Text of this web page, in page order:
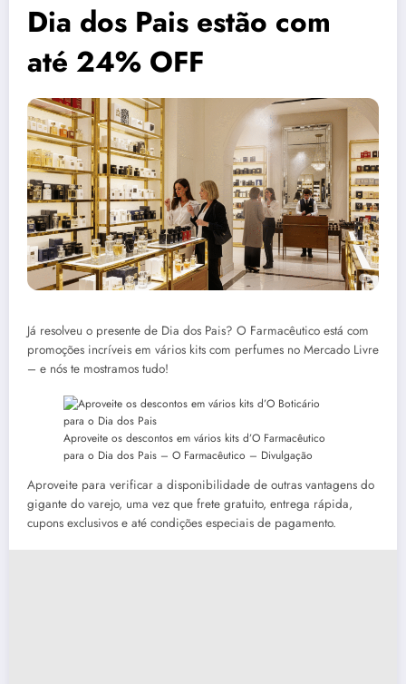
Dia dos Pais estão com
até 24% OFF
Já resolveu o presente de Dia dos Pais? O Farmacêutico está com
promoções incríveis em vários kits com perfumes no Mercado Livre
– e nós te mostramos tudo!
Aproveite os descontos em vários kits d’O Farmacêutico
para o Dia dos Pais – O Farmacêutico – Divulgação
Aproveite para verificar a disponibilidade de outras vantagens do
gigante do varejo, uma vez que frete gratuito, entrega rápida,
cupons exclusivos e até condições especiais de pagamento.